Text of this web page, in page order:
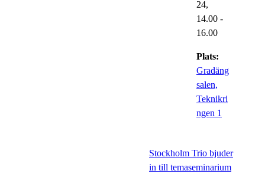
24,
14.00 -
16.00
Plats:
Gradäng
salen,
Teknikri
ngen 1
Stockholm Trio bjuder
in till temaseminarium